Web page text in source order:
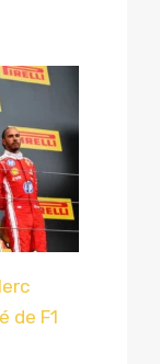
de F1